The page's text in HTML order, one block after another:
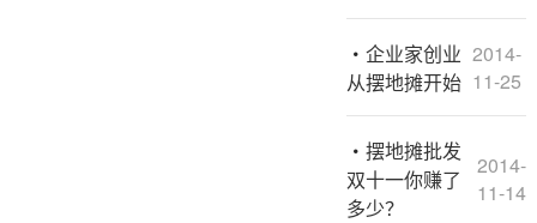
企业家创业
从摆地摊开始
2014-
11-25
摆地摊批发
双十一你赚了
多少？
2014-
11-14